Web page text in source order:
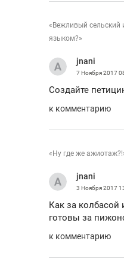
«Вежливый сельский
языком?»
jnani
7 Ноября 2017
Создайте
к комментарию
«Ну где же
jnani
3 Ноября 2017
Как за
готовы за
к комментарию